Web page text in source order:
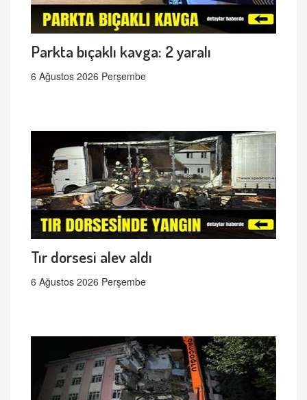
Parkta bıçaklı kavga: 2 yaralı
6 Ağustos 2026 Perşembe
Tır dorsesi alev aldı
6 Ağustos 2026 Perşembe